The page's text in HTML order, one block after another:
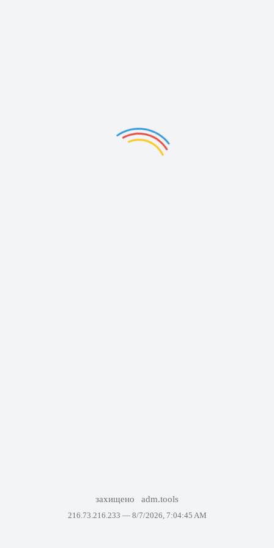
захищено adm.tools
216.73.216.233 — 8/7/2026, 7:04:45 AM